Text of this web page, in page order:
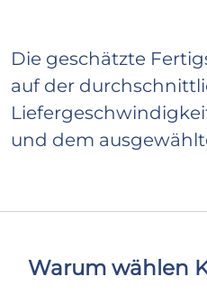
Die geschätzte
auf der
und dem
Warum wählen